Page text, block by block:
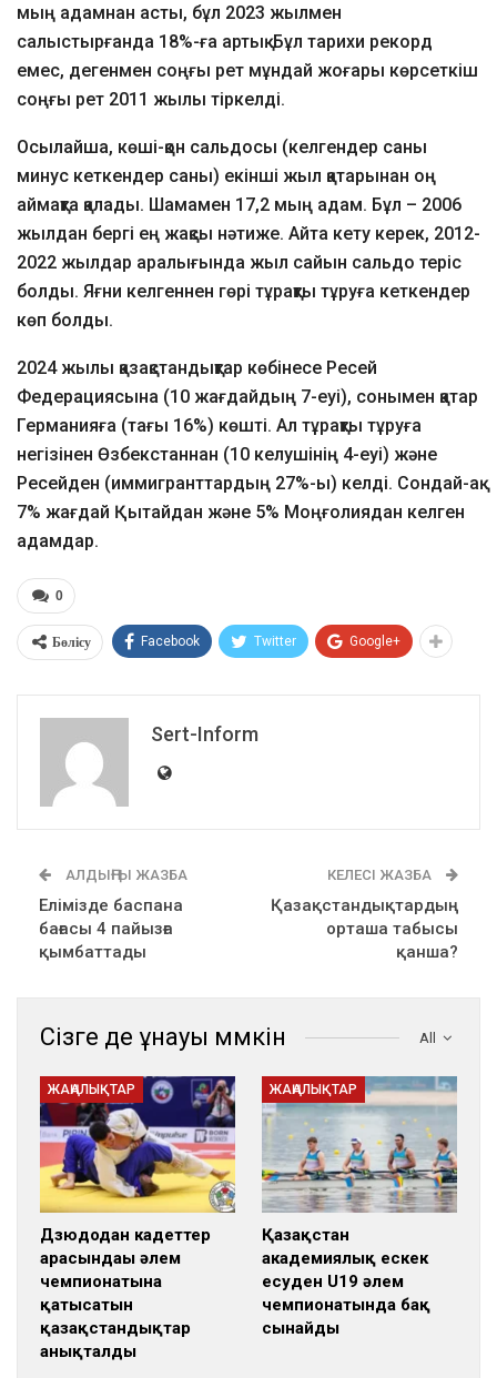
мың адамнан асты, бұл 2023 жылмен
салыстырғанда 18%-ға артық. Бұл тарихи рекорд
емес, дегенмен соңғы рет мұндай жоғары көрсеткіш
соңғы рет 2011 жылы тіркелді.
Осылайша, көші-қон сальдосы (келгендер саны
минус кеткендер саны) екінші жыл қатарынан оң
аймақта қалады. Шамамен 17,2 мың адам. Бұл – 2006
жылдан бергі ең жақсы нәтиже. Айта кету керек, 2012-
2022 жылдар аралығында жыл сайын сальдо теріс
болды. Яғни келгеннен гөрі тұрақты тұруға кеткендер
көп болды.
2024 жылы қазақстандықтар көбінесе Ресей
Федерациясына (10 жағдайдың 7-еуі), сонымен қатар
Германияға (тағы 16%) көшті. Ал тұрақты тұруға
негізінен Өзбекстаннан (10 келушінің 4-еуі) және
Ресейден (иммигранттардың 27%-ы) келді. Сондай-ақ
7% жағдай Қытайдан және 5% Моңғолиядан келген
адамдар.
0
Бөлісу Facebook Twitter Google+
Sert-Inform
АЛДЫҢҒЫ ЖАЗБА
Елімізде баспана
бағасы 4 пайызға
қымбаттады
КЕЛЕСІ ЖАЗБА
Қазақстандықтардың
орташа табысы
қанша?
All
Сізге де ұнауы мүмкін
ЖАҢАЛЫҚТАР
Дзюдодан кадеттер
арасындағы әлем
чемпионатына
қатысатын
қазақстандықтар
анықталды
ЖАҢАЛЫҚТАР
Қазақстан
академиялық ескек
есуден U19 әлем
чемпионатында бақ
сынайды